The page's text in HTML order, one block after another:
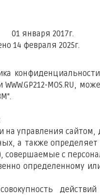
2017г.
2025г.
MOS.RU,
управления
а также
совершаемые с
определенному